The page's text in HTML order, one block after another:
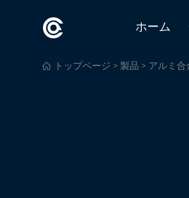
ホーム
トップページ>製品>アルミ合